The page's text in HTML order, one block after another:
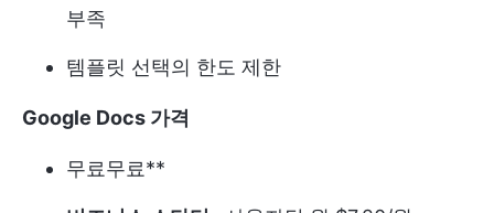
부족
템플릿 선택의 한도 제한
Google Docs 가격
무료무료**